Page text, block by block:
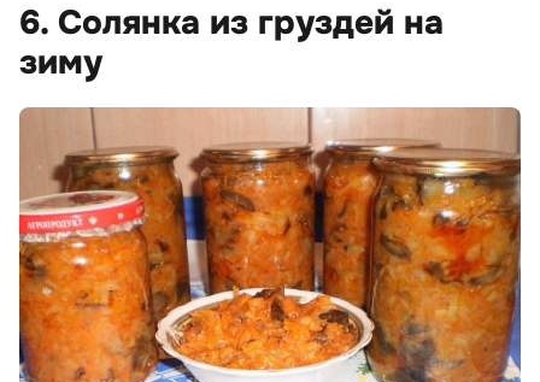
6. Солянка из груздей на
зиму